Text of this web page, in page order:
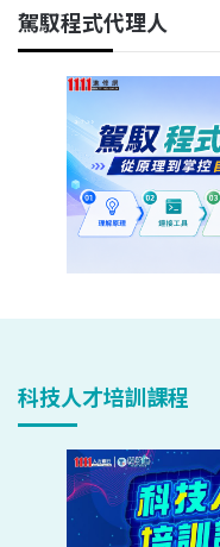
駕馭程式代理人
科技人才培訓課程